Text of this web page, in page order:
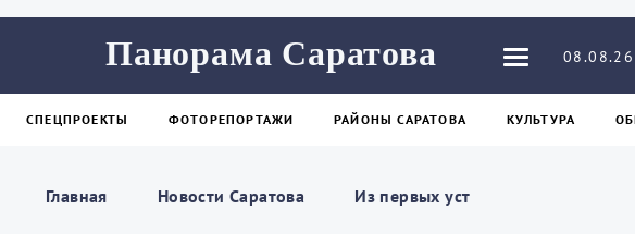
Панорама Саратова 08.08.26
СПЕЦПРОЕКТЫ ФОТОРЕПОРТАЖИ РАЙОНЫ САРАТОВА КУЛЬТУРА
Главная Новости Саратова Из пеpвых уст